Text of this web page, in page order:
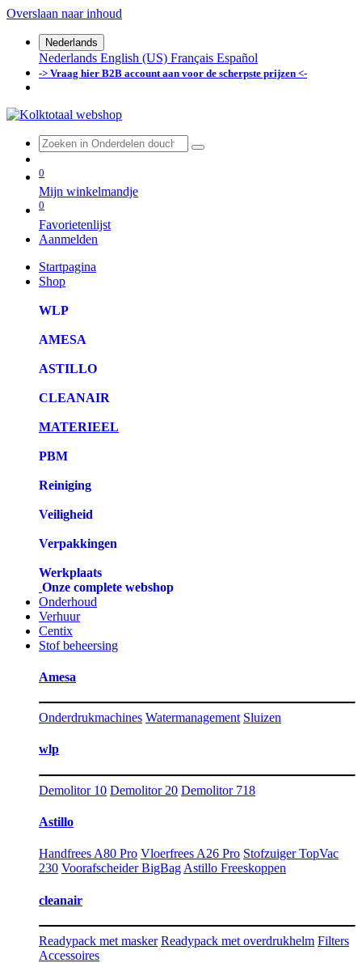
Overslaan naar inhoud
Nederlands
Nederlands English (US) Français Español
-> Vraag hier B2B account aan voor de scherpste prijzen <-
0
Mijn winkelmandje
0
Favorietenlijst
Aanmelden
Startpagina
Shop
WLP
AMESA
ASTILLO
CLEANAIR
MATERIEEL
PBM
Reiniging
Veiligheid
Verpakkingen
Werkplaats
Onze complete webshop
Onderhoud
Verhuur
Centix
Stof beheersing
Amesa
Onderdrukmachines Watermanagement Sluizen
wlp
Demolitor 10 Demolitor 20 Demolitor 718
Astillo
Handfrees A80 Pro Vloerfrees A26 Pro Stofzuiger TopVac
230 Voorafscheider BigBag Astillo Freeskoppen
cleanair
Readypack met masker Readypack met overdrukhelm Filters
Accessoires